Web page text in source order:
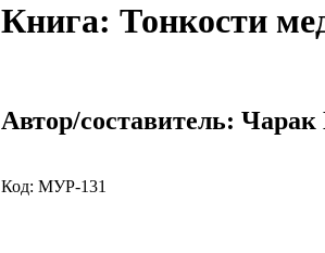
Книга: Тонкости
Автор/составитель: Чарак
Код: МУР-131